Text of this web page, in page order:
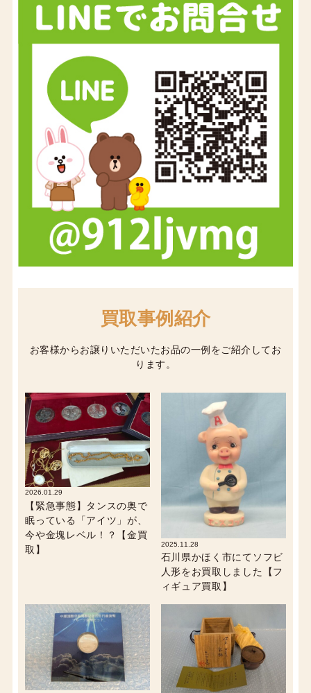
買取事例紹介
お客様からお譲りいただいたお品の一例をご紹介してお
ります。
2026.01.29
【緊急事態】タンスの奥で
眠っている「アイツ」が、
今や金塊レベル！？【金買
取】
2025.11.28
石川県かほく市にてソフビ
人形をお買取しました【フ
ィギュア買取】